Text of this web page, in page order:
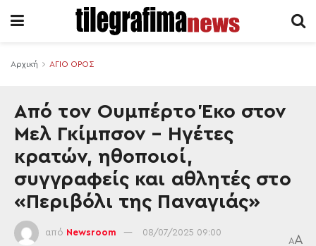
Αρχική ΑΓΙΟ ΟΡΟΣ
Από τον Ουμπέρτο Έκο στον
Μελ Γκίμπσον – Ηγέτες
κρατών, ηθοποιοί,
συγγραφείς και αθλητές στο
«Περιβόλι της Παναγιάς»
από Newsroom 08/07/2025 09:00
AA